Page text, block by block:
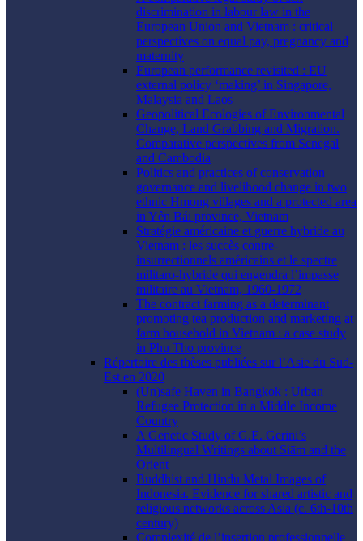
discrimination in labour law in the
European Union and Vietnam : critical
perspectives on equal pay, pregnancy and
maternity
European performance revisited : EU
external policy ‘making’ in Singapore,
Malaysia and Laos
Geopolitical Ecologies of Environmental
Change, Land Grabbing and Migration.
Comparative perspectives from Senegal
and Cambodia
Politics and practices of conservation
governance and livelihood change in two
ethnic Hmong villages and a protected area
in Yên Bái province, Vietnam
Stratégie américaine et guerre hybride au
Vietnam : les succès contre-
insurrectionnels américains et le spectre
militaro-hybride qui engendra l’impasse
militaire au Vietnam, 1960-1972
The contract farming as a determinant
promoting tea production and marketing at
farm household in Vietnam : a case study
in Phu Tho province
Répertoire des thèses publiées sur l’Asie du Sud-
Est en 2020
(Un)safe Haven in Bangkok : Urban
Refugee Protection in a Middle Income
Country
A Genetic Study of G.E. Gerini’s
Multilingual Writings about Siām and the
Orient
Buddhist and Hindu Metal Images of
Indonesia. Evidence for shared artistic and
religious networks across Asia (c. 6th-10th
century)
Complexité de l’insertion professionnelle